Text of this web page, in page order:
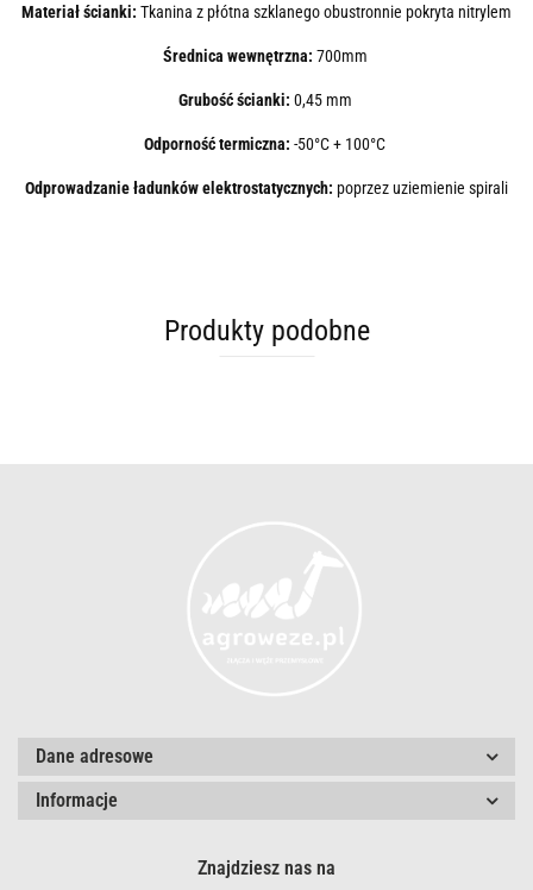
Materiał ścianki: Tkanina z płótna szklanego obustronnie pokryta nitrylem
Średnica wewnętrzna: 700mm
Grubość ścianki: 0,45 mm
Odporność termiczna: -50°C + 100°C
Odprowadzanie ładunków elektrostatycznych: poprzez uziemienie spirali
Produkty podobne
Dane adresowe
Informacje
Znajdziesz nas na